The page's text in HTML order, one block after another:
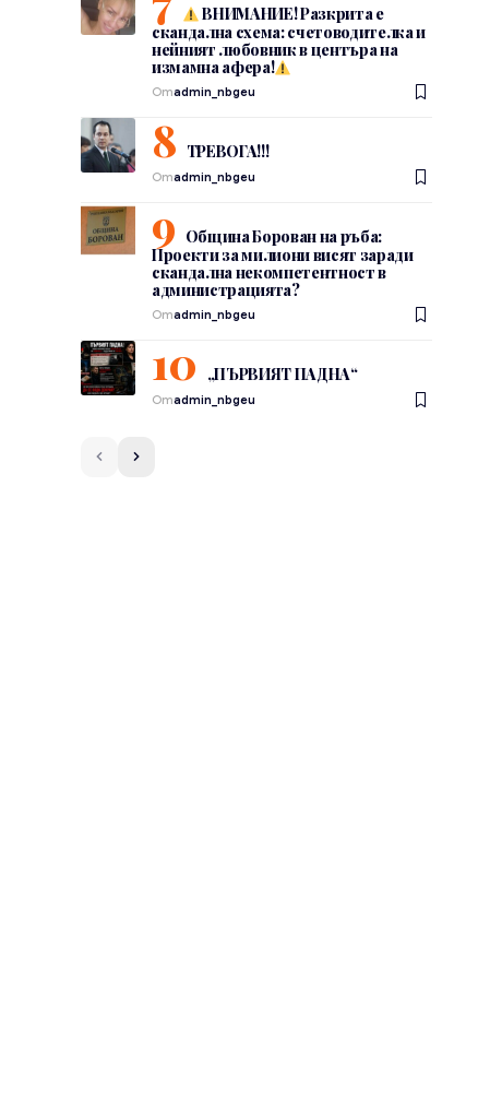
ВНИМАНИЕ! Разкрита е
скандална схема: счетоводителка и
нейният любовник в центъра на
измамна афера!
Отadmin_nbgeu
ТРЕВОГА!!!
Отadmin_nbgeu
Община Борован на ръба:
Проекти за милиони висят заради
скандална некомпетентност в
администрацията?
Отadmin_nbgeu
„ПЪРВИЯТ ПАДНА“
Отadmin_nbgeu